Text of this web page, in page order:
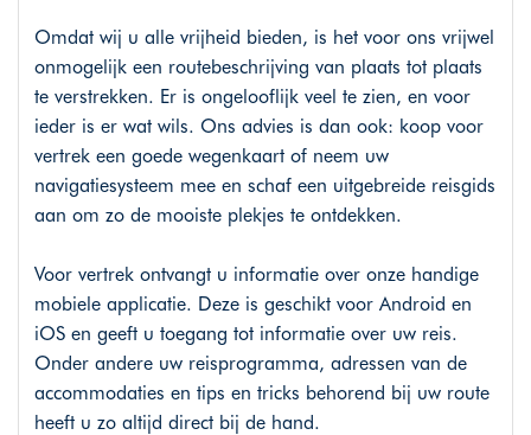
Omdat wij u alle vrijheid bieden, is het voor ons vrijwel
onmogelijk een routebeschrijving van plaats tot plaats
te verstrekken. Er is ongelooflijk veel te zien, en voor
ieder is er wat wils. Ons advies is dan ook: koop voor
vertrek een goede wegenkaart of neem uw
navigatiesysteem mee en schaf een uitgebreide reisgids
aan om zo de mooiste plekjes te ontdekken.
Voor vertrek ontvangt u informatie over onze handige
mobiele applicatie. Deze is geschikt voor Android en
iOS en geeft u toegang tot informatie over uw reis.
Onder andere uw reisprogramma, adressen van de
accommodaties en tips en tricks behorend bij uw route
heeft u zo altijd direct bij de hand.